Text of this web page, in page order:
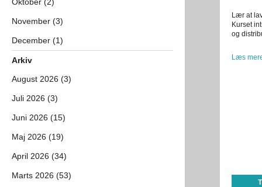
Lær at
Kurset
og
Læs
November (3)
December (1)
Arkiv
August 2026 (3)
Juli 2026 (3)
Juni 2026 (15)
Maj 2026 (19)
April 2026 (34)
Marts 2026 (53)